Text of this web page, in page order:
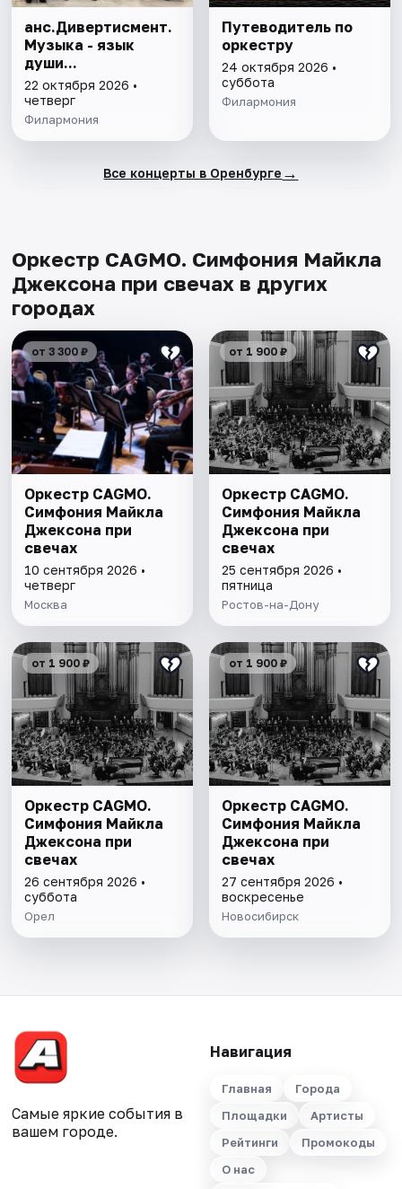
анс.Дивертисмент.
Музыка - язык
души...
22 октября 2026 •
четверг
Филармония
Путеводитель по
оркестру
24 октября 2026 •
суббота
Филармония
Все концерты в Оренбурге →
Оркестр CAGMO. Симфония Майкла
Джексона при свечах в других
городах
от 3 300 ₽
Оркестр CAGMO.
Симфония Майкла
Джексона при
свечах
10 сентября 2026 •
четверг
Москва
от 1 900 ₽
Оркестр CAGMO.
Симфония Майкла
Джексона при
свечах
25 сентября 2026 •
пятница
Ростов-на-Дону
от 1 900 ₽
Оркестр CAGMO.
Симфония Майкла
Джексона при
свечах
26 сентября 2026 •
суббота
Орел
от 1 900 ₽
Оркестр CAGMO.
Симфония Майкла
Джексона при
свечах
27 сентября 2026 •
воскресенье
Новосибирск
Самые яркие события в
вашем городе.
Навигация
Главная
Города
Площадки
Артисты
Рейтинги
Промокоды
О нас